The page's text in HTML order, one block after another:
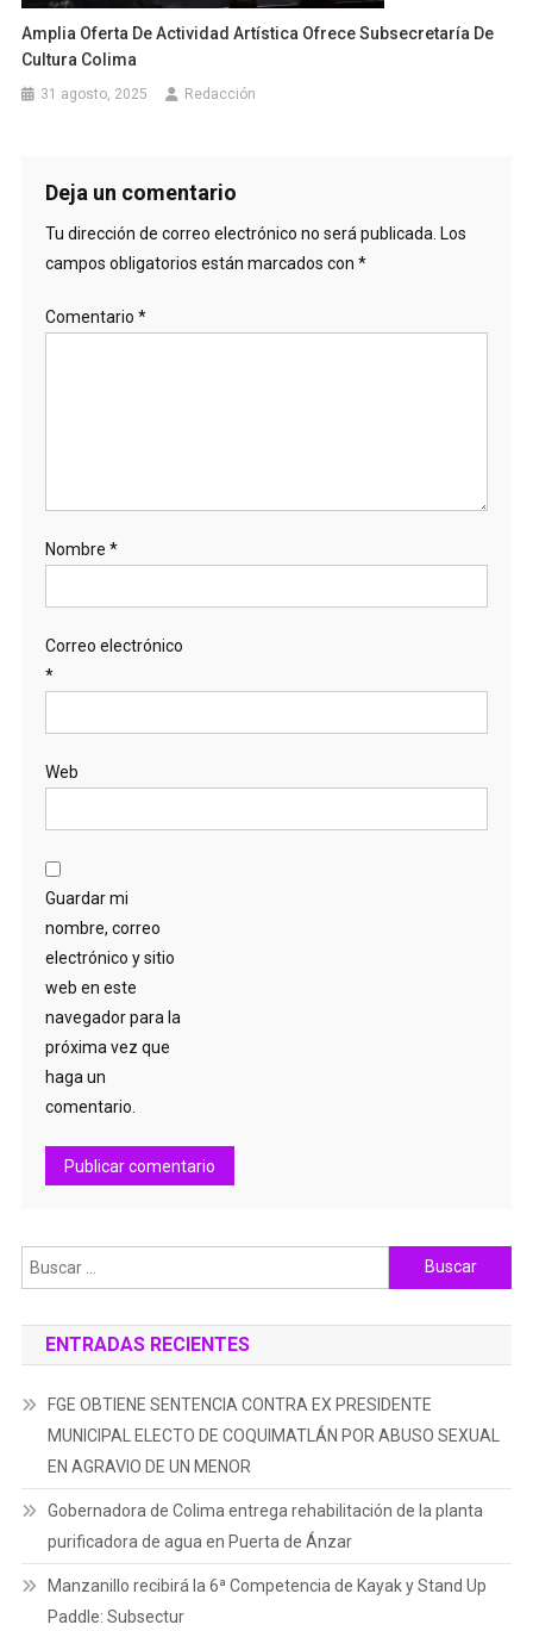
Amplia Oferta De Actividad Artística Ofrece Subsecretaría De
Cultura Colima
31 agosto, 2025 Redacción
Deja un comentario
Tu dirección de correo electrónico no será publicada. Los
campos obligatorios están marcados con *
Comentario *
Nombre *
Correo electrónico
*
Web
Guardar mi
nombre, correo
electrónico y sitio
web en este
navegador para la
próxima vez que
haga un
comentario.
Buscar:
ENTRADAS RECIENTES
FGE OBTIENE SENTENCIA CONTRA EX PRESIDENTE
MUNICIPAL ELECTO DE COQUIMATLÁN POR ABUSO SEXUAL
EN AGRAVIO DE UN MENOR
Gobernadora de Colima entrega rehabilitación de la planta
purificadora de agua en Puerta de Ánzar
Manzanillo recibirá la 6ª Competencia de Kayak y Stand Up
Paddle: Subsectur